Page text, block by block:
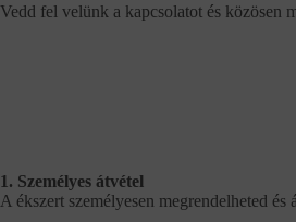
Vedd fel velünk a kapcsolatot és közösen
1. Személyes átvétel
A ékszert személyesen megrendelheted és